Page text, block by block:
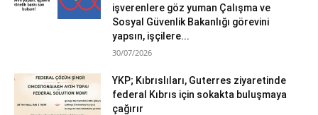
işverenlere göz yuman Çalışma ve
Sosyal Güvenlik Bakanlığı görevini
yapsın, işçilere...
30/07/2026
YKP; Kıbrıslıları, Guterres ziyaretinde
federal Kıbrıs için sokakta buluşmaya
çağırır